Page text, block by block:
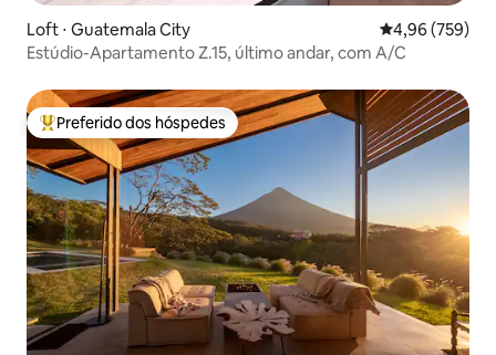
Loft ⋅ Guatemala City 4,96 de uma
4,96 (759)
Estúdio-Apartamento Z.15, último andar, com A/C
Entre os melhores preferidos dos hóspedes
Preferido dos hóspedes